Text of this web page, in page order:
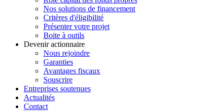
Nos solutions de financement
Critères d'éligibilité
Présenter votre projet
Boite à outils
Devenir actionnaire
Nous rejoindre
Garanties
Avantages fiscaux
Souscrire
Entreprises soutenues
Actualités
Contact